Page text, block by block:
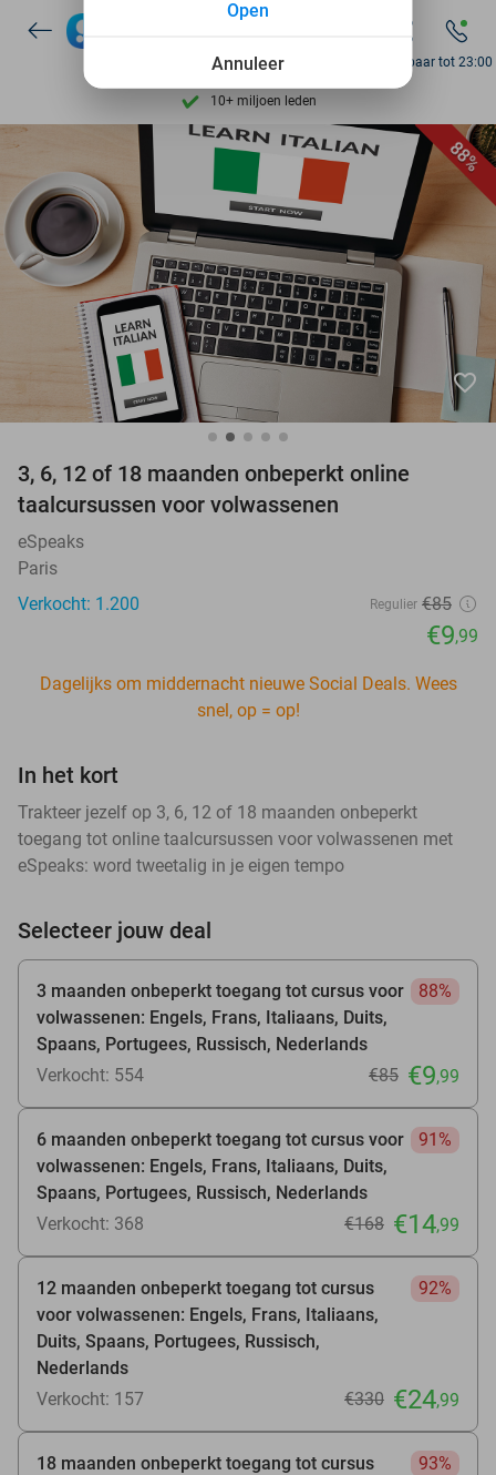
Ontdek 15.000+ deals
7 dagen per week beschikbaar
10+ miljoen leden
9,4 op basis van206.441 reviews
Ontdek 15.000+ deals
7 dagen per week beschikbaar
10+ miljoen leden
Bereikbaar tot 23:00
88%
favorite_border
3, 6, 12 of 18 maanden onbeperkt online
taalcursussen voor volwassenen
eSpeaks
Paris
Verkocht: 1.200
Regulier €85
€9,99
Dagelijks om middernacht nieuwe Social Deals. Wees
snel, op = op!
In het kort
Trakteer jezelf op 3, 6, 12 of 18 maanden onbeperkt
toegang tot online taalcursussen voor volwassenen met
eSpeaks: word tweetalig in je eigen tempo
Selecteer jouw deal
3 maanden onbeperkt toegang tot cursus voor
volwassenen: Engels, Frans, Italiaans, Duits,
Spaans, Portugees, Russisch, Nederlands
88%
Verkocht: 554 €85 €9,99
6 maanden onbeperkt toegang tot cursus voor
volwassenen: Engels, Frans, Italiaans, Duits,
Spaans, Portugees, Russisch, Nederlands
91%
Verkocht: 368 €168 €14,99
12 maanden onbeperkt toegang tot cursus
voor volwassenen: Engels, Frans, Italiaans,
Duits, Spaans, Portugees, Russisch,
Nederlands
92%
Verkocht: 157 €330 €24,99
18 maanden onbeperkt toegang tot cursus
93%
Annuleer
Open